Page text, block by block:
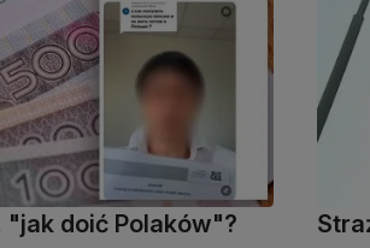
"jak doić Polaków"?